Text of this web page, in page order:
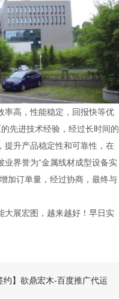
高，性能稳定，回报快等优
先进技术经验，经过长时间的
提升产品稳定性和可靠性，在
界誉为“金属线材成型设备实
加订单量，经过协商，最终与
展宏图，越来越好！早日实
约】欲鼎宏木-百度推广代运